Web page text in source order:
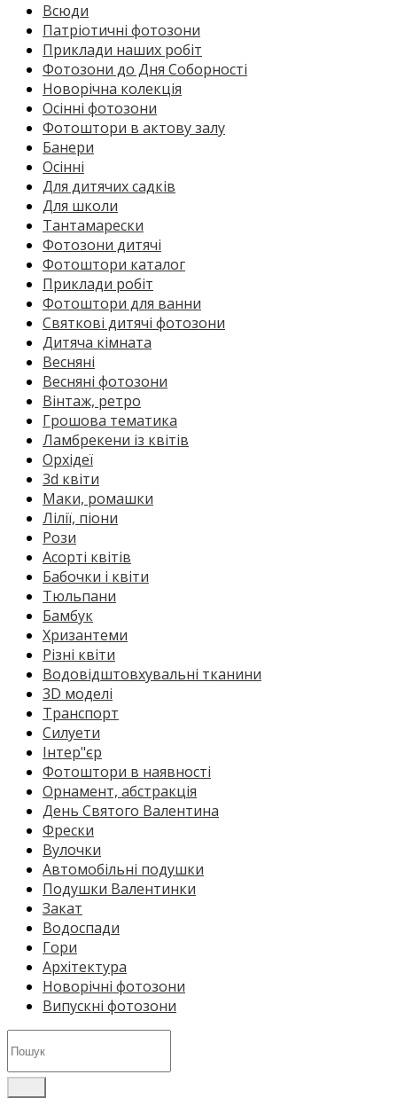
Всюди
Патріотичні фотозони
Приклади наших робіт
Фотозони до Дня Соборності
Новорічна колекція
Осінні фотозони
Фотоштори в актову залу
Банери
Осінні
Для дитячих садків
Для школи
Тантамарески
Фотозони дитячі
Фотоштори каталог
Приклади робіт
Фотоштори для ванни
Святкові дитячі фотозони
Дитяча кімната
Весняні
Весняні фотозони
Вінтаж, ретро
Грошова тематика
Ламбрекени із квітів
Орхідеї
3d квіти
Маки, ромашки
Лілії, піони
Рози
Асорті квітів
Бабочки і квіти
Тюльпани
Бамбук
Хризантеми
Різні квіти
Водовідштовхувальні тканини
3D моделі
Транспорт
Силуети
Інтер"єр
Фотоштори в наявності
Орнамент, абстракція
День Святого Валентина
Фрески
Вулочки
Автомобільні подушки
Подушки Валентинки
Закат
Водоспади
Гори
Архітектура
Новорічні фотозони
Випускні фотозони